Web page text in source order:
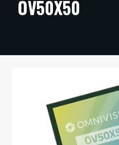
ARTIKKELIT
TECHBBS
OV50X50